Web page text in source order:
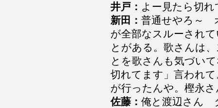
井戸： よー見たら切
新田： 普通せやろ～
が全部なスルーされ
とがある。歌さんは
とを歌さんも気づい
切れてます」言われ
が行ったんや。樫永
佐藤： 俺と渡辺さん